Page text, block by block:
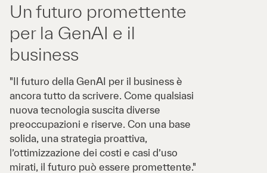
Un futuro promettente
per la GenAI e il
business
"Il futuro della GenAI per il business è
ancora tutto da scrivere. Come qualsiasi
nuova tecnologia suscita diverse
preoccupazioni e riserve. Con una base
solida, una strategia proattiva,
l’ottimizzazione dei costi e casi d’uso
mirati, il futuro può essere promettente."